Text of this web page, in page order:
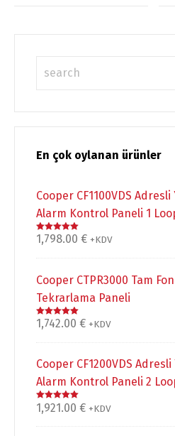
En çok oylanan ürünler
Cooper CF1100VDS Adresli
Alarm Kontrol Paneli 1
5 üzerinden
5.00 oy aldı
1,798.00 € +KDV
Cooper CTPR3000 Tam
Tekrarlama Paneli
5 üzerinden
5.00
oy aldı
1,742.00 € +KDV
Cooper CF1200VDS Adresli
Alarm Kontrol Paneli 2
5 üzerinden
5.00oy aldı
1,921.00 € +KDV